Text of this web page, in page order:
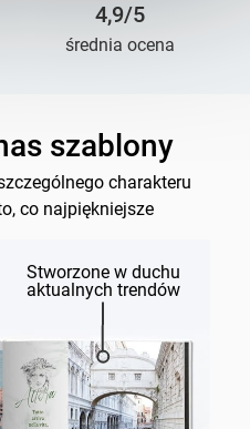
4,9/5
średnia ocena
szablony
charakteru
co najpiękniejsze
Stworzone w duchu
aktualnych trendów